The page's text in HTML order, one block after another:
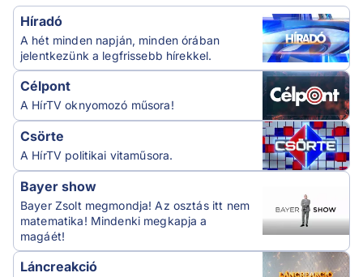
Híradó
A hét minden napján, minden órában
jelentkezünk a legfrissebb hírekkel.
Célpont
A HírTV oknyomozó műsora!
Csörte
A HírTV politikai vitaműsora.
Bayer show
Bayer Zsolt megmondja! Az osztás itt nem
matematika! Mindenki megkapja a
magáét!
Láncreakció